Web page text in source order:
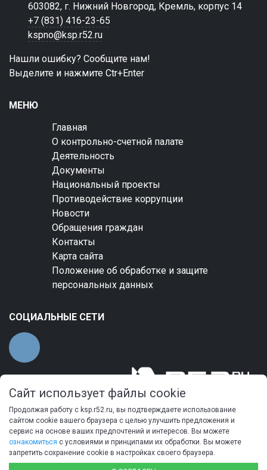
603082, г. Нижний Новгород, Кремль, корпус 14
+7 (831) 416-23-65
kspno@ksp.r52.ru
Нашли ошибку? Сообщите нам!
Выделите и нажмите Ctr+Enter
МЕНЮ
Главная
О контрольно-счетной палате
Деятельность
Документы
Национальный проекты
Противодействие коррупции
Новости
Обращения граждан
Контакты
Карта сайта
Положение об обработке и защите
персональных данных
СОЦИАЛЬНЫЕ СЕТИ
© 2024 Контрольно-счетная палата Нижегородской
Сайт использует файлы cookie
Продолжая работу с ksp.r52.ru, вы подтверждаете использование
сайтом cookie вашего браузера с целью улучшить предложения и
сервис на основе ваших предпочтений и интересов. Вы можете
ознакомиться с условиями и принципами их обработки. Вы можете
запретить сохранение cookie в настройках своего браузера.